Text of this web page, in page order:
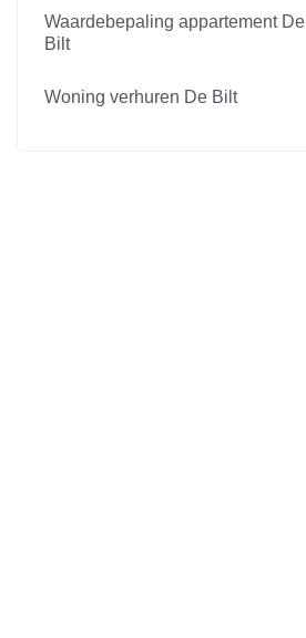
Waardebepaling appartement De
Bilt
Woning verhuren De Bilt